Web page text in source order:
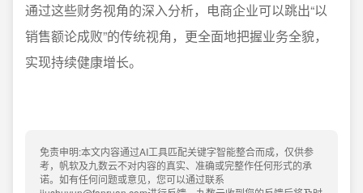
通过这些财务视角的深入分析，电商企业可以跳出“以
销售额论成败”的传统视角，更全面地把握业务全貌，
实现持续健康增长。
免责申明:本文内容通过AI工具匹配关键字智能整合而成，仅供参
考，帆软及九数云不对内容的真实、准确或完整作任何形式的承
诺。如有任何问题或意见，您可以通过联系